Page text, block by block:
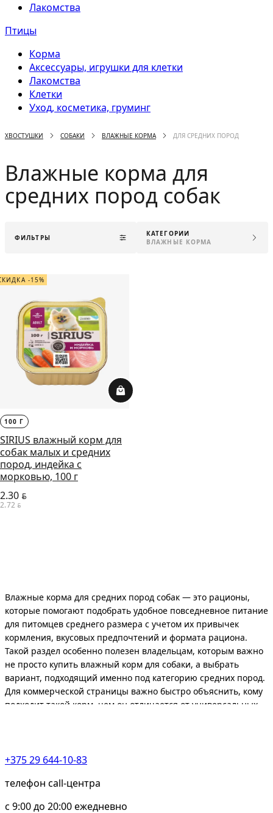
Лакомства
Птицы
Корма
Аксессуары, игрушки для клетки
Лакомства
Клетки
Уход, косметика, груминг
ХВОСТУШКИ СОБАКИ ВЛАЖНЫЕ КОРМА ДЛЯ СРЕДНИХ ПОРОД
Влажные корма для
средних пород собак
ФИЛЬТРЫ
КАТЕГОРИИ
ВЛАЖНЫЕ КОРМА
-15%
100 Г
SIRIUS влажный корм для
собак малых и средних
пород, индейка с
морковью, 100 г
2.30 BYN
2.72 BYN
Влажные корма для средних пород собак — это рационы,
которые помогают подобрать удобное повседневное питание
для питомцев среднего размера с учетом их привычек
кормления, вкусовых предпочтений и формата рациона.
Такой раздел особенно полезен владельцам, которым важно
не просто купить влажный корм для собаки, а выбрать
вариант, подходящий именно под категорию средних пород.
Для коммерческой страницы важно быстро объяснить, кому
подходит такой корм, чем он отличается от универсальных
текстуру и хорошую поедаемость. Для собак средних пород
это особенно практично, если питомец любит сочные
кусочки, получает смешанное питание или владельцу важно
порциям формат. При этом выбирать стоит не просто
+375 29 644-10-83
телефон call-центра
c 9:00 до 20:00 ежедневно